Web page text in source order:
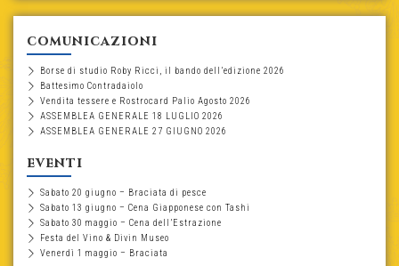
comunicazioni
Borse di studio Roby Ricci, il bando dell’edizione 2026
Battesimo Contradaiolo
Vendita tessere e Rostrocard Palio Agosto 2026
ASSEMBLEA GENERALE 18 LUGLIO 2026
ASSEMBLEA GENERALE 27 GIUGNO 2026
eventi
Sabato 20 giugno – Braciata di pesce
Sabato 13 giugno – Cena Giapponese con Tashi
Sabato 30 maggio – Cena dell’Estrazione
Festa del Vino & Divin Museo
Venerdì 1 maggio – Braciata